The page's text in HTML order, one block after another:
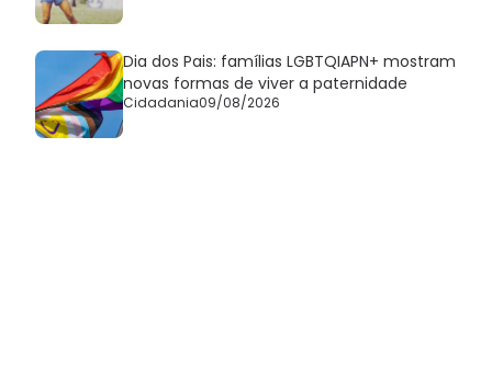
Dia dos Pais: famílias LGBTQIAPN+ mostram
novas formas de viver a paternidade
Cidadania09/08/2026